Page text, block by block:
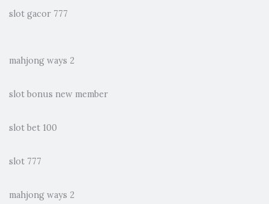
slot gacor 777
mahjong ways 2
slot bonus new member
slot bet 100
slot 777
mahjong ways 2